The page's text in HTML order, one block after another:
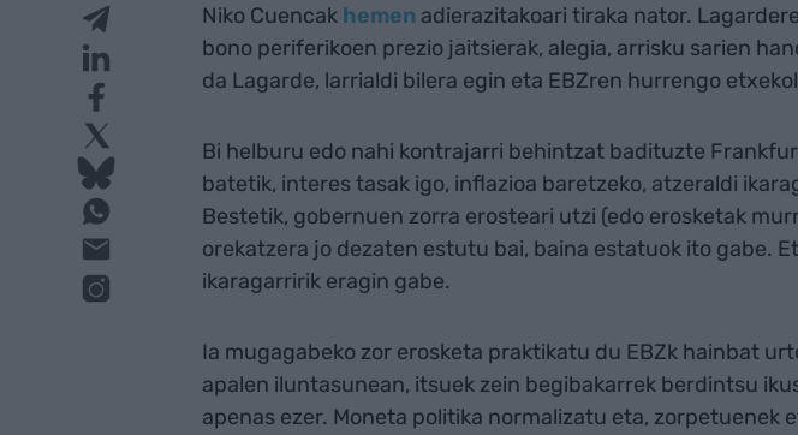
Niko Cuencak hemen adierazitakoari tiraka nator.
bono periferikoen prezio jaitsierak, alegia, arrisku sarien
da Lagarde, larrialdi bilera egin eta EBZren hurrengo
Bi helburu edo nahi kontrajarri behintzat badituzte
batetik, interes tasak igo, inflazioa baretzeko, atzeraldi
Bestetik, gobernuen zorra erosteari utzi (edo erosketak
orekatzera jo dezaten estutu bai, baina estatuok ito gabe.
ikaragarririk eragin gabe.
Ia mugagabeko zor erosketa praktikatu du EBZk hainbat
apalen iluntasunean, itsuek zein begibakarrek berdintsu
apenas ezer. Moneta politika normalizatu eta, zorpetuenek